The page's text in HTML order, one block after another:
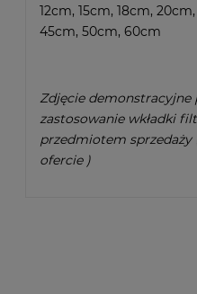
12cm, 15cm, 18cm,
45cm, 50cm, 60cm
Zdjęcie demonstracyjne
zastosowanie wkładki
przedmiotem sprzedaży
ofercie )